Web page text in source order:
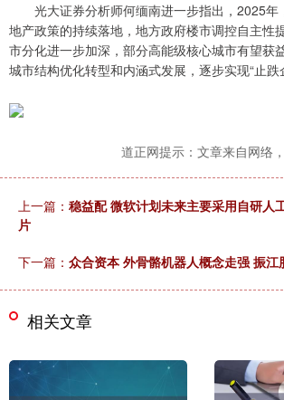
光大证券分析师何缅南进一步指出，2025年
地产政策的持续落地，地方政府楼市调控自主性
市分化进一步加深，部分高能级核心城市有望获
城市结构优化转型和内涵式发展，逐步实现“止跌
道正网提示：文章来自网络
上一篇： 稳益配 微软计划未来主要采用自研人
片
下一篇： 众合资本 外骨骼机器人概念走强 振江
相关文章